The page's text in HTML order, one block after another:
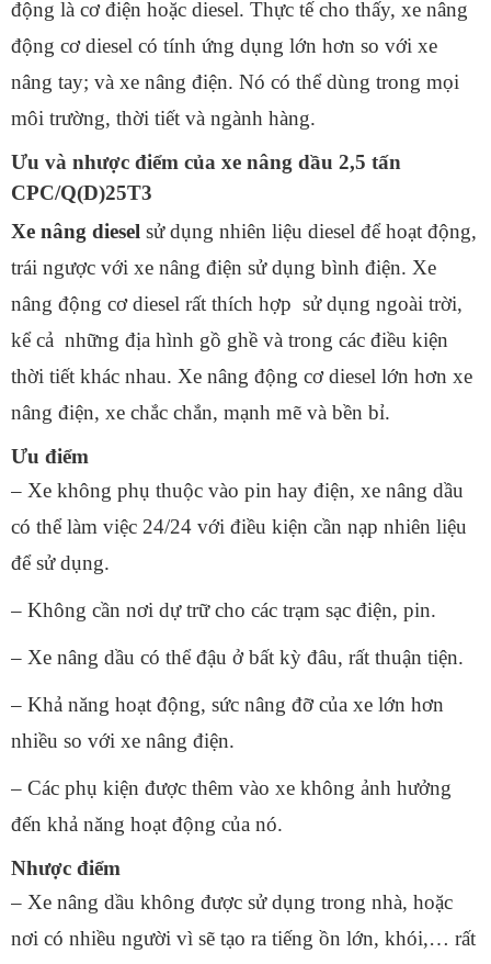
động là cơ điện hoặc diesel. Thực tế cho thấy, xe nâng
động cơ diesel có tính ứng dụng lớn hơn so với xe
nâng tay; và xe nâng điện. Nó có thể dùng trong mọi
môi trường, thời tiết và ngành hàng.
Ưu và nhược điểm của xe nâng dầu 2,5 tấn
CPC/Q(D)25T3
Xe nâng diesel sử dụng nhiên liệu diesel để hoạt động,
trái ngược với xe nâng điện sử dụng bình điện. Xe
nâng động cơ diesel rất thích hợp sử dụng ngoài trời,
kể cả những địa hình gồ ghề và trong các điều kiện
thời tiết khác nhau. Xe nâng động cơ diesel lớn hơn xe
nâng điện, xe chắc chắn, mạnh mẽ và bền bỉ.
Ưu điểm
– Xe không phụ thuộc vào pin hay điện, xe nâng dầu
có thể làm việc 24/24 với điều kiện cần nạp nhiên liệu
để sử dụng.
– Không cần nơi dự trữ cho các trạm sạc điện, pin.
– Xe nâng dầu có thể đậu ở bất kỳ đâu, rất thuận tiện.
– Khả năng hoạt động, sức nâng đỡ của xe lớn hơn
nhiều so với xe nâng điện.
– Các phụ kiện được thêm vào xe không ảnh hưởng
đến khả năng hoạt động của nó.
Nhược điểm
– Xe nâng dầu không được sử dụng trong nhà, hoặc
nơi có nhiều người vì sẽ tạo ra tiếng ồn lớn, khói,… rất